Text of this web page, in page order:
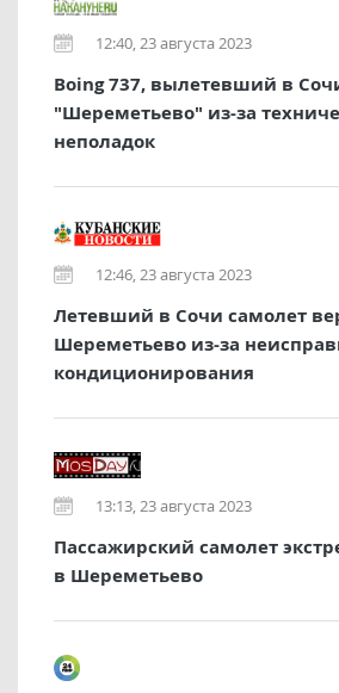
12:40, 23 августа 2023
Boing 737, вылетевший в
"Шереметьево" из-за
неполадок
12:46, 23 августа 2023
Летевший в Сочи самолет
Шереметьево из-за
кондиционирования
13:13, 23 августа 2023
Пассажирский самолет
в Шереметьево